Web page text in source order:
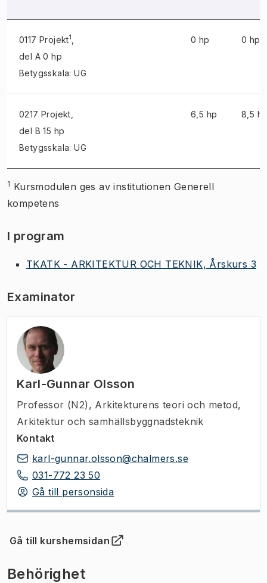
0117 Projekt1
del A 0 hp
Betygsskala: UG
0 hp 0 hp
0217 Projekt
del B 15 hp
Betygsskala: UG
6,5 hp 8,5
1 Kursmodulen ges av institutionen Generell
kompetens
I program
TKATK - ARKITEKTUR OCH TEKNIK, Årskurs 3
Examinator
Karl-Gunnar Olsson
Professor (N2) , Arkitekturens teori och metod,
Arkitektur och samhällsbyggnadsteknik
Kontakt
karl-gunnar.olsson@chalmers.se
031-772 23 50
Gå till personsida
Gå till kurshemsidan
(Öppnas i ny flik)
Behörighet